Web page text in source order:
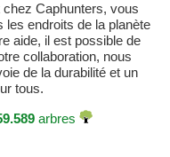
Caphunters, vous
les endroits de la planète
aide, il est possible de
collaboration, nous
de la durabilité et un
tous.
arbres